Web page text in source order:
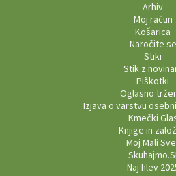
Arhiv
Moj račun
Košarica
Naročite se
Stiki
Stik z
Piškotki
Oglasno
Izjava o varstvu
Kmečki
Knjige in
Moj Mali
Skuhajmo.SI
Naj hlev